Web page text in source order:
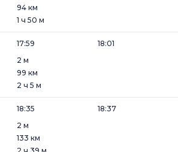
94 км
1 ч 50 м
17:59
2 м
18:01
99 км
2 ч 5 м
18:35
2 м
18:37
133 км